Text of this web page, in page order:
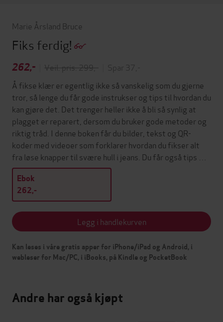
Marie Årsland Bruce
Fiks ferdig!
262,- Veil. pris: 299,-
Spar 37,-
Å fikse klær er egentlig ikke så vanskelig som du gjerne
tror, så lenge du får gode instrukser og tips til hvordan du
kan gjøre det. Det trenger heller ikke å bli så synlig at
plagget er reparert, dersom du bruker gode metoder og
riktig tråd. I denne boken får du bilder, tekst og QR-
koder med videoer som forklarer hvordan du fikser alt
fra løse knapper til svære hull i jeans. Du får også tips …
Ebok
262,-
Legg i handlekurven
Kan leses i våre gratis apper for iPhone/iPad og Android, i
webleser for Mac/PC, i iBooks, på Kindle og PocketBook
Andre har også kjøpt